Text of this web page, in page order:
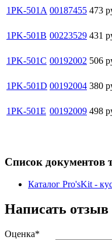
1PK-501A 00187455 473
1PK-501B 00223529 431
1PK-501C 00192002 506
1PK-501D 00192004 380
1PK-501E 00192009 498
Список документов
Каталог Pro'sKit -
Написать отзыв
Оценка*